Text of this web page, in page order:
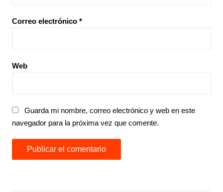
Correo electrónico *
Web
Guarda mi nombre, correo electrónico y web en este
navegador para la próxima vez que comente.